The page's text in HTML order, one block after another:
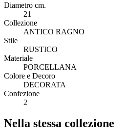
Diametro cm.
21
Collezione
ANTICO RAGNO
Stile
RUSTICO
Materiale
PORCELLANA
Colore e Decoro
DECORATA
Confezione
2
Nella stessa collezione